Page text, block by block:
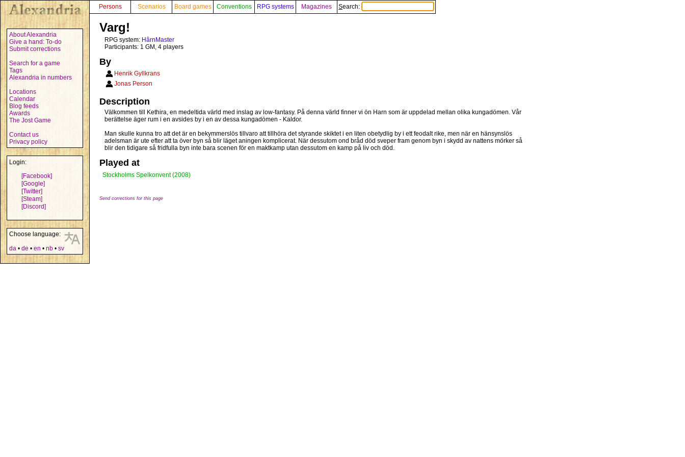
About Alexandria
Give a hand: To-do
Submit corrections
Search for a game
Tags
Alexandria in numbers
Locations
Calendar
Blog feeds
Awards
The Jost Game
Contact us
Privacy policy
Login:
[Facebook]
[Google]
[Twitter]
[Steam]
[Discord]
Choose language:
da • de • en • nb • sv
Persons Scenarios Board games Conventions RPG systems Magazines Search:
Varg!
RPG system: HârnMaster
Participants: 1 GM, 4 players
By
Henrik Gyllkrans
Jonas Person
Description
Välkommen till Kethira, en medeltida värld med inslag av low-fantasy. På denna värld finner vi ön Harn som är uppdelad mellan olika kungadömen. Vår
berättelse äger rum i en avsides by i en av dessa kungadömen - Kaldor.
Man skulle kunna tro att det är en bekymmerslös tillvaro att tillhöra det styrande skiktet i en liten obetydlig by i ett feodalt rike, men när en hänsynslös
adelsman är ute efter att ta över byn så blir läget aningen komplicerat. När dessutom ond bråd död sveper fram genom byn i skydd av nattens mörker så
blir den tidigare så fridfulla byn inte bara scenen för en maktkamp utan dessutom en kamp på liv och död.
Played at
Stockholms Spelkonvent (2008)
Send corrections for this page